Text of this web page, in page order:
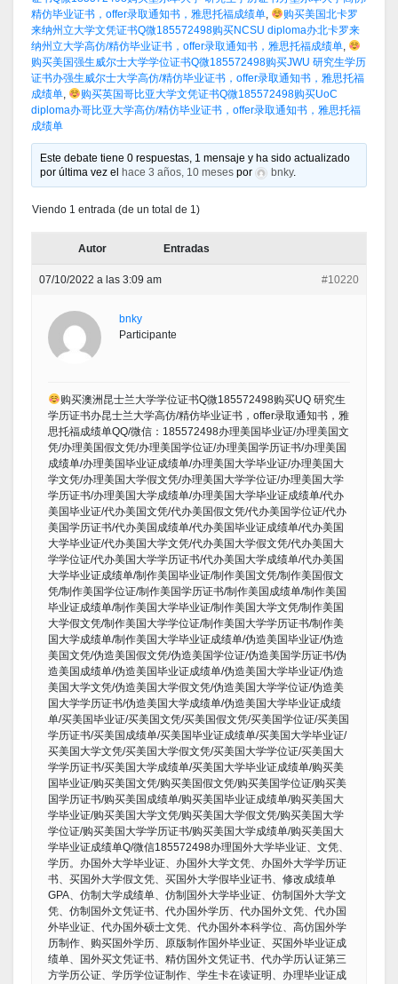
精仿毕业证书，offer录取通知书，雅思托福成绩单,
购买美国北卡罗
来纳州立大学文凭证书Q微185572498购买NCSU diploma办北卡罗来
纳州立大学高仿/精仿毕业证书，offer录取通知书，雅思托福成绩单,
购买美国强生威尔士大学学位证书Q微185572498购买JWU 研究生学历
证书办强生威尔士大学高仿/精仿毕业证书，offer录取通知书，雅思托福
成绩单,
购买英国哥比亚大学文凭证书Q微185572498购买UoC
diploma办哥比亚大学高仿/精仿毕业证书，offer录取通知书，雅思托福
成绩单
Este debate tiene 0 respuestas, 1 mensaje y ha sido actualizado
por última vez el
hace 3 años, 10 meses por bnky.
Viendo 1 entrada (de un total de 1)
Autor Entradas
07/10/2022 a las 3:09 am #10220
bnky
Participante
购买澳洲昆士兰大学学位证书Q微185572498购买UQ 研究生
学历证书办昆士兰大学高仿/精仿毕业证书，offer录取通知书，雅
思托福成绩单QQ/微信：185572498办理美国毕业证/办理美国文
凭/办理美国假文凭/办理美国学位证/办理美国学历证书/办理美国
成绩单/办理美国毕业证成绩单/办理美国大学毕业证/办理美国大
学文凭/办理美国大学假文凭/办理美国大学学位证/办理美国大学
学历证书/办理美国大学成绩单/办理美国大学毕业证成绩单/代办
美国毕业证/代办美国文凭/代办美国假文凭/代办美国学位证/代办
美国学历证书/代办美国成绩单/代办美国毕业证成绩单/代办美国
大学毕业证/代办美国大学文凭/代办美国大学假文凭/代办美国大
学学位证/代办美国大学学历证书/代办美国大学成绩单/代办美国
大学毕业证成绩单/制作美国毕业证/制作美国文凭/制作美国假文
凭/制作美国学位证/制作美国学历证书/制作美国成绩单/制作美国
毕业证成绩单/制作美国大学毕业证/制作美国大学文凭/制作美国
大学假文凭/制作美国大学学位证/制作美国大学学历证书/制作美
国大学成绩单/制作美国大学毕业证成绩单/伪造美国毕业证/伪造
美国文凭/伪造美国假文凭/伪造美国学位证/伪造美国学历证书/伪
造美国成绩单/伪造美国毕业证成绩单/伪造美国大学毕业证/伪造
美国大学文凭/伪造美国大学假文凭/伪造美国大学学位证/伪造美
国大学学历证书/伪造美国大学成绩单/伪造美国大学毕业证成绩
单/买美国毕业证/买美国文凭/买美国假文凭/买美国学位证/买美国
学历证书/买美国成绩单/买美国毕业证成绩单/买美国大学毕业证/
买美国大学文凭/买美国大学假文凭/买美国大学学位证/买美国大
学学历证书/买美国大学成绩单/买美国大学毕业证成绩单/购买美
国毕业证/购买美国文凭/购买美国假文凭/购买美国学位证/购买美
国学历证书/购买美国成绩单/购买美国毕业证成绩单/购买美国大
学毕业证/购买美国大学文凭/购买美国大学假文凭/购买美国大学
学位证/购买美国大学学历证书/购买美国大学成绩单/购买美国大
学毕业证成绩单Q/微信185572498办理国外大学毕业证、文凭、
学历。办国外大学毕业证、办国外大学文凭、办国外大学学历证
书、买国外大学假文凭、买国外大学假毕业证书、修改成绩单
GPA、仿制大学成绩单、仿制国外大学毕业证、仿制国外大学文
凭、仿制国外文凭证书、代办国外学历、代办国外文凭、代办国
外毕业证、代办国外硕士文凭、代办国外本科学位、高仿国外学
历制作、购买国外学历、原版制作国外毕业证、买国外毕业证成
绩单、国外买文凭证书、精仿国外文凭证书、代办学历认证第三
方学历公证、学历学位证制作、学生卡在读证明、办理毕业证成